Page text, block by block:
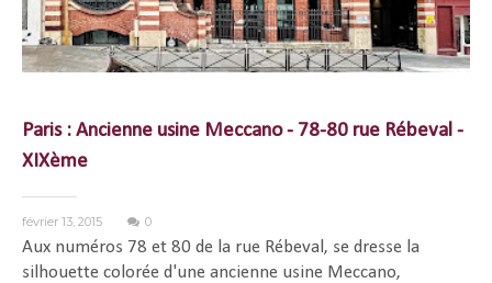
Paris : Ancienne usine Meccano - 78-80 rue Rébeval -
XIXème
février 13, 2015 0
Aux numéros 78 et 80 de la rue Rébeval, se dresse la
silhouette colorée d'une ancienne usine Meccano,